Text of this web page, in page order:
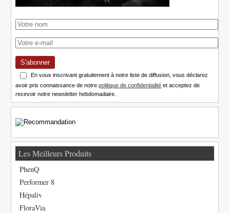
S'abonner
En vous inscrivant gratuitement à notre liste de diffusion, vous déclarez
avoir pris connaissance de notrepolitique de confidentialité et acceptez de
recevoir notre newsletter hebdomadaire.
Les Meilleurs Produits
PhenQ
Performer 8
Hépaliv
FloraVia